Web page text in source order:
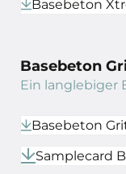
Basebeton
Ein langlebiger
Samplecard